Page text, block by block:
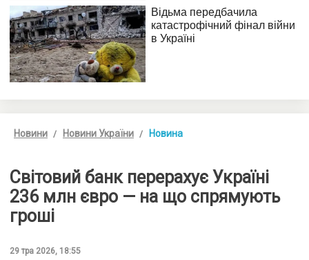
Новини Новини України Новина
Світовий банк перерахує Україні
236 млн євро — на що спрямують
гроші
29 тра 2026, 18:55